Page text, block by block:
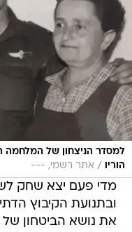
למסדר הניצחון של המלחמה
הוריו
/ אתר רשמי, ---
מדי פעם יצא שחק
ובתנועת הקיבוץ
את נושא הביטחון של